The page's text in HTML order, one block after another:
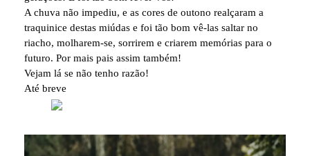
A chuva não impediu, e as cores de outono realçaram a
traquinice destas miúdas e foi tão bom vê-las saltar no
riacho, molharem-se, sorrirem e criarem memórias para o
futuro. Por mais pais assim também!
Vejam lá se não tenho razão!
Até breve